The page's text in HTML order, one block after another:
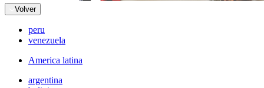
Volver
peru
venezuela
America latina
argentina